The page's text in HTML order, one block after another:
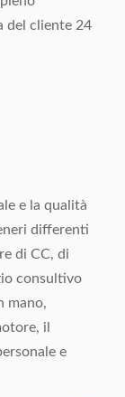
del cliente 24
e la qualità
differenti
di CC, di
consultivo
mano,
il
e